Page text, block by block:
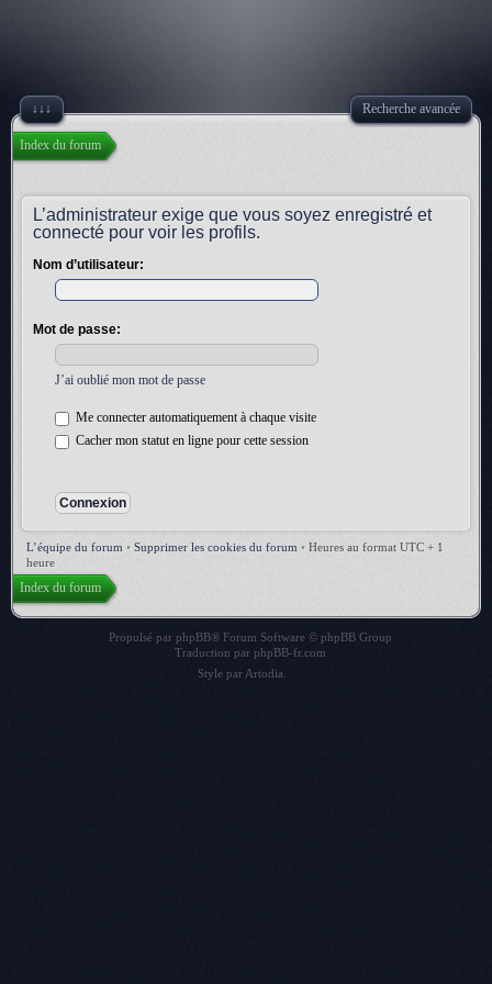
↓↓↓ Recherche avancée
Index du forum
L’administrateur exige que vous soyez enregistré et
connecté pour voir les profils.
Nom d’utilisateur:
Mot de passe:
J’ai oublié mon mot de passe
Me connecter automatiquement à chaque visite
Cacher mon statut en ligne pour cette session
L’équipe du forum • Supprimer les cookies du forum • Heures au format UTC + 1
heure
Index du forum
Propulsé par phpBB® Forum Software © phpBB Group
Traduction par phpBB-fr.com
Style par Artodia